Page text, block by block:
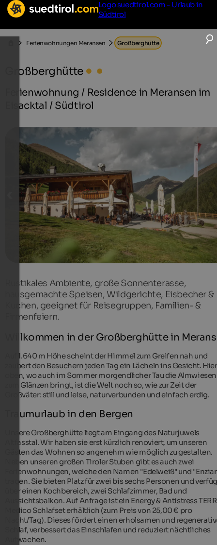
Logo suedtirol.com - Urlaub in
Südtirol
Ferienwohnungen Meransen Großberghütte
Großberghütte
Ferienwohnung / Residence in Meransen im
Eisacktal / Südtirol
Rustikales Ambiente, große Sonnenterasse,
hausgemachte Speisen, Wildgerichte, Eisbecher &
Kuchen, geeignet für Reisegruppen, Familien- &
Firmenfeiern.
Willkommen in der Großberghütte in
Auf 1.640 m Höhe scheint der Himmel zum Greifen nah und
zaubert den Besuchern jeden Tag ein Lächeln ins Gesicht. Hier
oben, wo auch im Sommer morgendlicher Tau die Almwiesen
zum Glänzen bringt, ist die Welt noch so, wie zur Zeit der
Großväter: still und leise, naturverbunden und einfach erdig.
Traumurlaub in den Bergen
Unsere Großberghütte liegt am Eingang des Naturjuwels
Altfasstal. Wir haben sie erst kürzlich renoviert, um unseren
Gästen das Wohnen so angenehm wie möglich zu gestalten.
Neben unseren großen Tiroler Stuben gibt es auch zwei
Ferienwohnungen, welche den Namen "Edelweiß" und
tragen. Sie bieten Platz für zwei bis sechs Personen und
über einen Kochbereich, zwei Schlafzimmer, Bad und
Aussichtsbalkon. Auf Anfrage ist ein Energy & Antistress
Medico Schlafset erhältlich (zum Preis von 25,00 € pro
Nacht/Tag). Dieses fördert einen erholsamen und
Schlaf, verbessert das Einschlafen und reduziert nächtliches
Aufwachen.